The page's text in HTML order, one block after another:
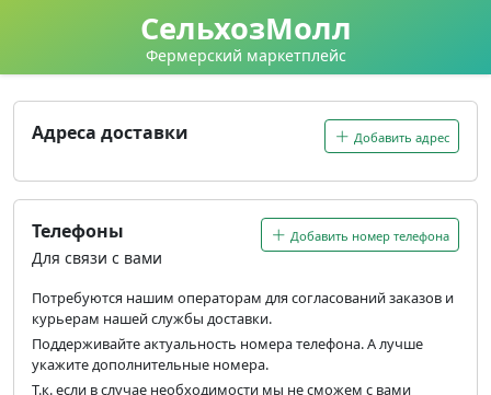
СельхозМолл
Фермерский маркетплейс
Добавить адрес
Адреса доставки
Телефоны Добавить номер телефона
Для связи с вами
Потребуются нашим операторам для согласований заказов и
курьерам нашей службы доставки.
Поддерживайте актуальность номера телефона. А лучше
укажите дополнительные номера.
Т.к. если в случае необходимости мы не сможем с вами